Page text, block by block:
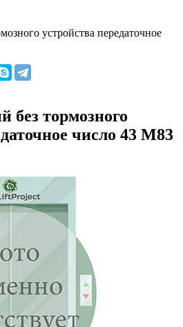
устройства передаточное
без тормозного
число 43 M83